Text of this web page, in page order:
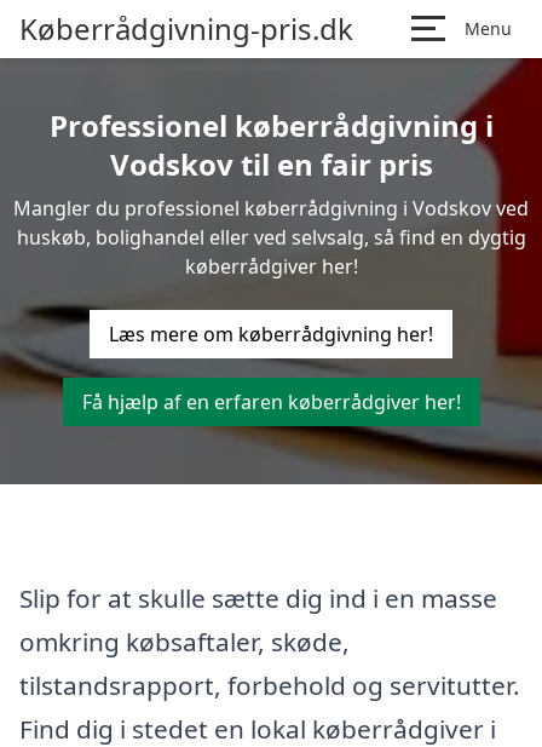
Køberrådgivning-pris.dk Menu
Professionel køberrådgivning i
Vodskov til en fair pris
Mangler du professionel køberrådgivning i Vodskov ved
huskøb, bolighandel eller ved selvsalg, så find en dygtig
køberrådgiver her!
Læs mere om køberrådgivning her!
Få hjælp af en erfaren køberrådgiver her!
Slip for at skulle sætte dig ind i en masse
omkring købsaftaler, skøde,
tilstandsrapport, forbehold og servitutter.
Find dig i stedet en lokal køberrådgiver i